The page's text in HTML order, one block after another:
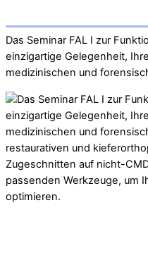
Das Seminar FAL I zur
einzigartige Gelegenheit,
medizinischen und